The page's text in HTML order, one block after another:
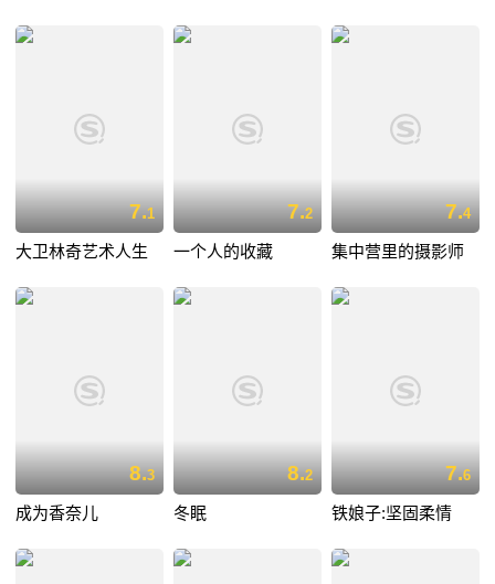
7.1
大卫林奇艺术人生
7.2
一个人的收藏
7.4
集中营里的摄影师
8.3
成为香奈儿
8.2
冬眠
7.6
铁娘子:坚固柔情